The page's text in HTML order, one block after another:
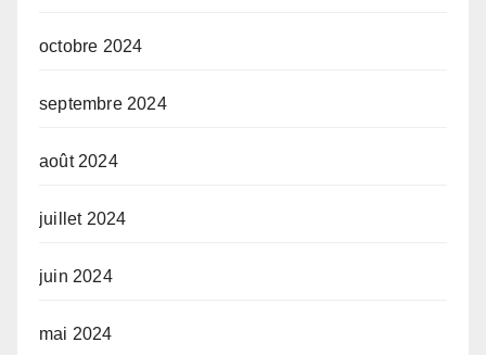
octobre 2024
septembre 2024
août 2024
juillet 2024
juin 2024
mai 2024